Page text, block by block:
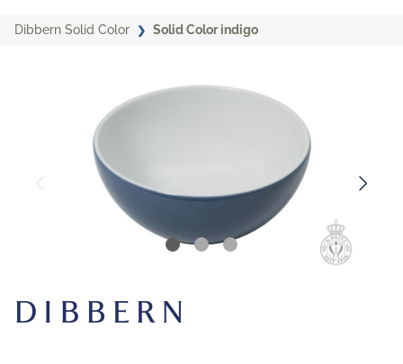
Dibbern Solid Color Solid Color indigo